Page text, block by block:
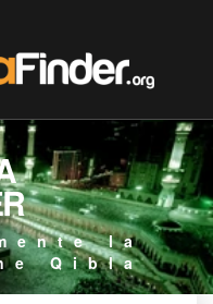
la
Qibla